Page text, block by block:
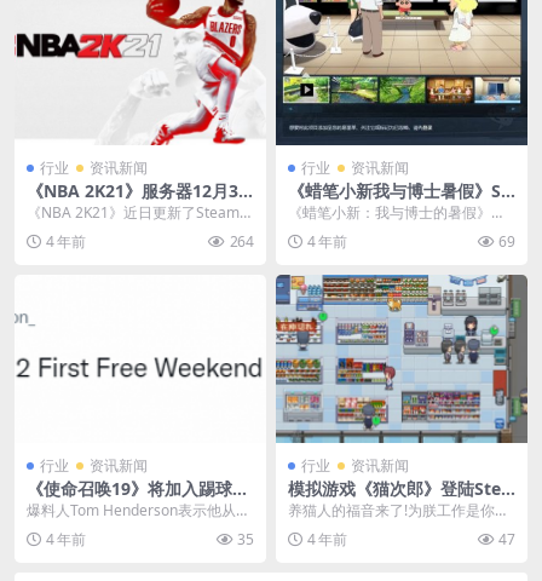
行业 资讯新闻
《NBA 2K21》服务器12月31
日关闭 离线模式仍可游玩
《NBA 2K21》近日更新了Steam商
店信息，本作所有的多人游戏服务
器将在1...
4 年前 264
行业 资讯新闻
《蜡笔小新我与博士暑假》St
eam国区价格永降至199元
《蜡笔小新：我与博士的暑假》在S
team国区的售价永久降低。本作现
已从269元降...
4 年前 69
行业 资讯新闻
《使命召唤19》将加入踢球模
式 12月15日开启免费体验
爆料人Tom Henderson表示他从动
视那里得到了消息，《使命召唤1
9：现代...
4 年前 35
行业 资讯新闻
模拟游戏《猫次郎》登陆Stea
m平台 售价22元，带简中
养猫人的福音来了!为朕工作是你的
荣幸～养我!人类!带我回家!02GAM
ES旗下休...
4 年前 47